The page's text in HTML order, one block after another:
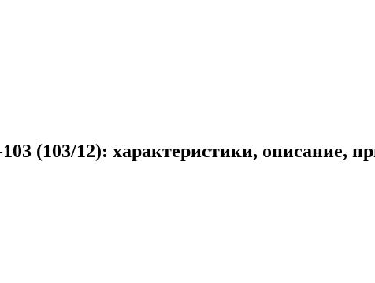
(103/12): характеристики, описание,